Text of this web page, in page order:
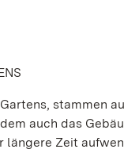
stammen
auch das
Zeit